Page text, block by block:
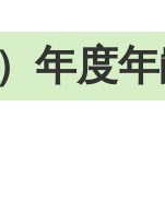
年度